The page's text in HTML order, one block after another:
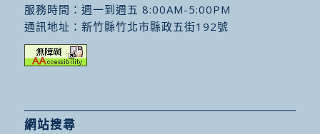
服務時間：週一到週五 8:00AM-5:00PM
通訊地址： 新竹縣竹北市縣政五街192號
網站搜尋